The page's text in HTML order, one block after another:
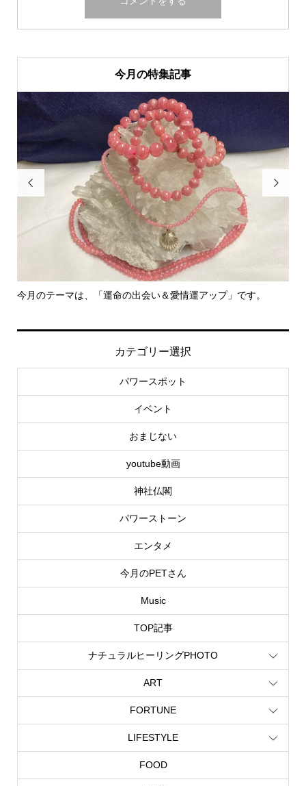
今月の特集記事

今月のテーマは、「運命の出会い＆愛情運アップ」です。

カテゴリー選択
パワースポット
イベント
おまじない
youtube動画
神社仏閣
パワーストーン
エンタメ
今月のPETさん
Music
TOP記事
ナチュラルヒーリングPHOTO
ART
FORTUNE
LIFESTYLE
FOOD